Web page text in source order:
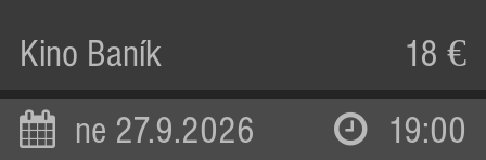
Kino Baník 18 €
ne 27.9.2026 19:00